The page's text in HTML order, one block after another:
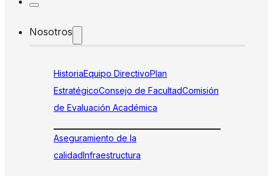
Nosotros
HistoriaEquipo DirectivoPlan
EstratégicoConsejo de FacultadComisión
de Evaluación Académica
Aseguramiento de la
calidadInfraestructura